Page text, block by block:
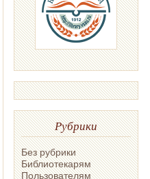
Рубрики
Без рубрики
Библиотекарям
Пользователям